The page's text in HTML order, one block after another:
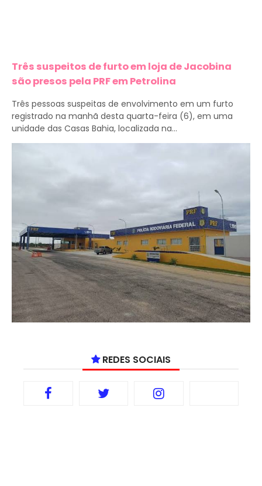
Três suspeitos de furto em loja de Jacobina
são presos pela PRF em Petrolina
Três pessoas suspeitas de envolvimento em um furto
registrado na manhã desta quarta-feira (6), em uma
unidade das Casas Bahia, localizada na...
REDES SOCIAIS